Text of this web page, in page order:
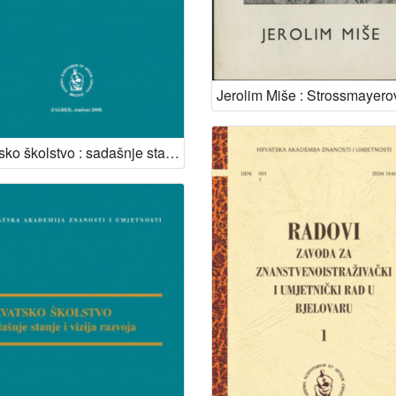
Hrvatsko školstvo : sadašnje stanje i vizija razvoja : okrugli stol održan 22. siječnja 2008. u Hrvatskoj akademiji znanosti i umjetnosti u Zagrebu / [urednik Stanko Popović]